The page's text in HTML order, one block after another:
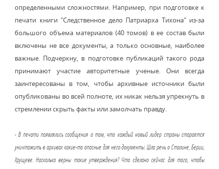
определенными сложностями. Например, при подготовке к
печати книги "Следственное дело Патриарха Тихона" из-за
большого объема материалов (40 томов) в ее состав были
включены не все документы, а только основные, наиболее
важные. Подчеркну, в подготовке публикаций такого рода
принимают участие авторитетные ученые. Они всегда
заинтересованы в том, чтобы архивные источники были
опубликованы во всей полноте, их никак нельзя упрекнуть в
стремлении скрыть факты или замолчать правду.
- В печати появлялись сообщения о том, что каждый новый лидер страны старается
уничтожить в архивах какие-то опасные для него документы. Шла речь о Сталине, Берии,
Хрущеве. Насколько верны такие утверждения? Что сделано сейчас для того, чтобы